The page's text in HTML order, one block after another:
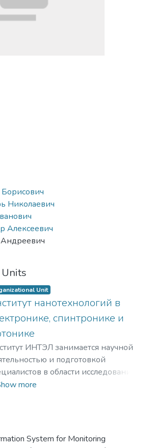
Николаевич
Алексеевич
Unit
нанотехнологий в
спинтронике и
ИНТЭЛ занимается научной
и подготовкой
в области исследования
принципов,
назначения, а также
современных приборов на
more
System for Monitoring